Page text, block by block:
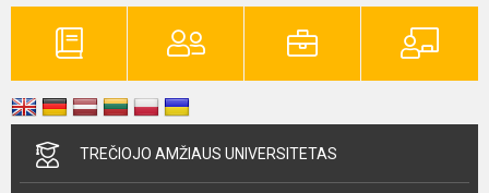
TREČIOJO AMŽIAUS UNIVERSITETAS